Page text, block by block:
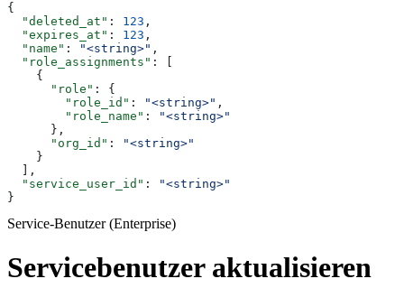
{
  "deleted_at"
: 123 ,
  "expires_at"
: 123 ,
  "name"
: "<string>" ,
  "role_assignments"
: [
    {
      "role"
: {
        "role_id"
: "<string>" ,
        "role_name"
:
"<string>"
      },
      "org_id"
:
"<string>"
    }
  ],
  "service_user_id"
:
"<string>"
}
Service-Benutzer (Enterprise)
Servicebenutzer aktualisieren